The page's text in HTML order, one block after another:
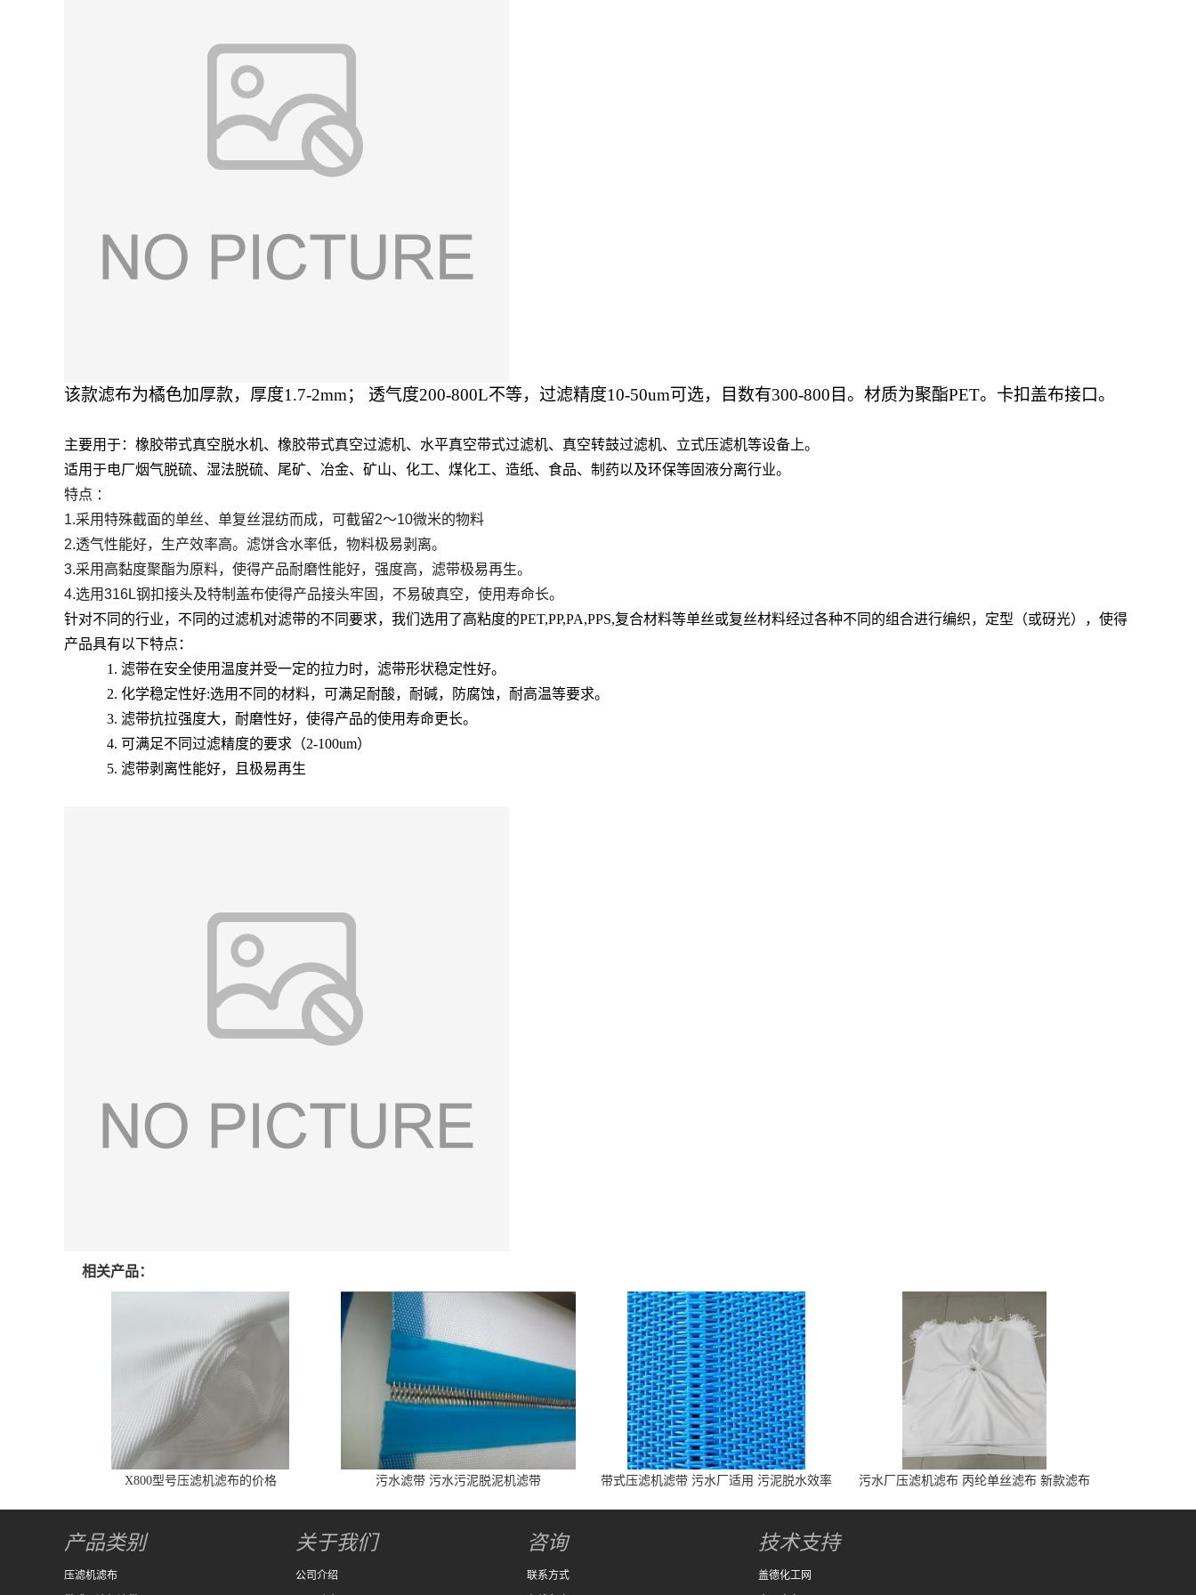
该款滤布为橘色加厚款，厚度1.7-2mm； 透气度200-800L不等，过滤精度10-50um可选，目数有300-800目。材质为聚酯PET。卡扣盖布接口。
主要用于：橡胶带式真空脱水机、橡胶带式真空过滤机、水平真空带式过滤机、真空转鼓过滤机、立式压滤机等设备上。
适用于电厂烟气脱硫、湿法脱硫、尾矿、冶金、矿山、化工、煤化工、造纸、食品、制药以及环保等固液分离行业。
特点 ：
1.采用特殊截面的单丝、单复丝混纺而成，可截留2～10微米的物料
2.透气性能好，生产效率高。滤饼含水率低，物料极易剥离。
3.采用高黏度聚酯为原料，使得产品耐磨性能好，强度高，滤带极易再生。
4.选用316L钢扣接头及特制盖布使得产品接头牢固，不易破真空，使用寿命长。
针对不同的行业，不同的过滤机对滤带的不同要求，我们选用了高粘度的PET,PP,PA,PPS,复合材料等单丝或复丝材料经过各种不同的组合进行编织，定型（或砑光），使得
产品具有以下特点：
1. 滤带在安全使用温度并受一定的拉力时，滤带形状稳定性好。
2. 化学稳定性好:选用不同的材料，可满足耐酸，耐碱，防腐蚀，耐高温等要求。
3. 滤带抗拉强度大，耐磨性好，使得产品的使用寿命更长。
4. 可满足不同过滤精度的要求（2-100um）
5. 滤带剥离性能好，且极易再生
相关产品：
X800型号压滤机滤布的价格 污水滤带 污水污泥脱泥机滤带
带式压滤机滤带 污水厂适用 污泥脱水效率
污水厂压滤机滤布 丙纶单丝滤布 新款滤布
产品类别
压滤机滤布
关于我们
公司介绍
咨询
联系方式
技术支持
盖德化工网